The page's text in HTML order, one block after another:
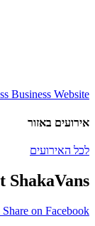
Business Website
אירועים באזור
לכל האירועים
ShakaVans
Share on Facebook